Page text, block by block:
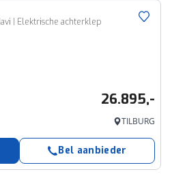
| Elektrische achterklep
26.895,-
TILBURG
Bel aanbieder